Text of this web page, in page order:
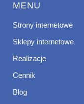
MENU
Strony internetowe
Sklepy internetowe
Realizacje
Cennik
Blog